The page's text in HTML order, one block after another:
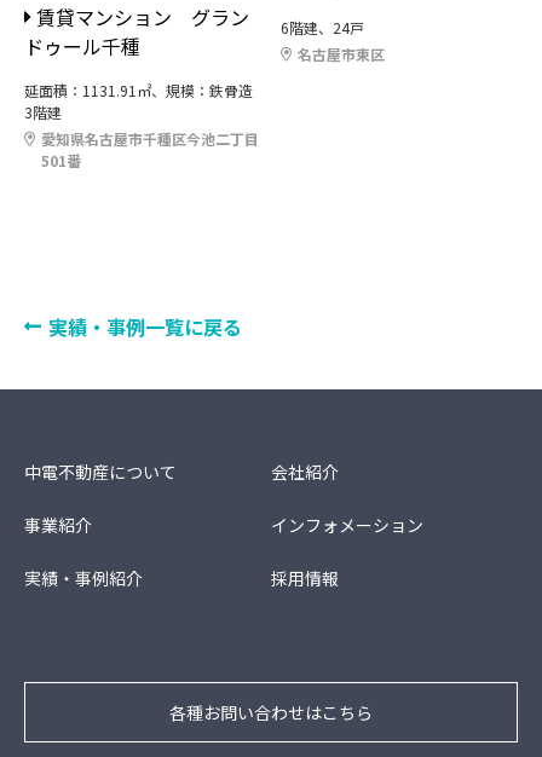
賃貸マンション グラン
ドゥール千種
延面積：1131.91㎡、規模：鉄骨造
3階建
愛知県名古屋市千種区今池二丁目
501番
6階建、24戸
名古屋市東区
実績・事例一覧に戻る
中電不動産について
事業紹介
実績・事例紹介
会社紹介
インフォメーション
採用情報
各種お問い合わせはこちら